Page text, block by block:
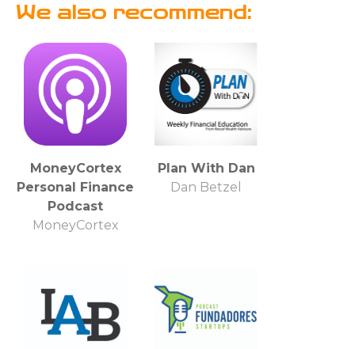
We also recommend:
MoneyCortex
Personal Finance
Podcast
MoneyCortex
Plan With Dan
Dan Betzel